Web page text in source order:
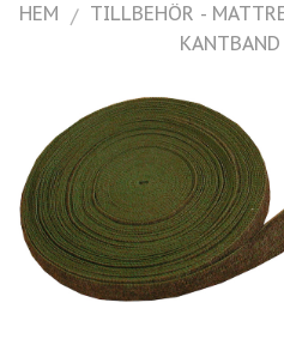
HEM / TILLBEHÖR -